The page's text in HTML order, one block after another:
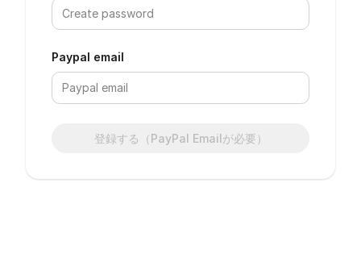
Paypal email
登録する（PayPal Emailが必要）